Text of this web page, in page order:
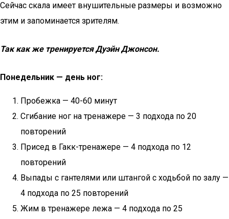
Сейчас скала имеет внушительные размеры и возможно
этим и запоминается зрителям.
Так как же тренируется Дуэйн Джонсон.
Понедельник — день ног:
Пробежка — 40-60 минут
Сгибание ног на тренажере — 3 подхода по 20
повторений
Присед в Гакк-тренажере — 4 подхода по 12
повторений
Выпады с гантелями или штангой с ходьбой по залу —
4 подхода по 25 повторений
Жим в тренажере лежа — 4 подхода по 25